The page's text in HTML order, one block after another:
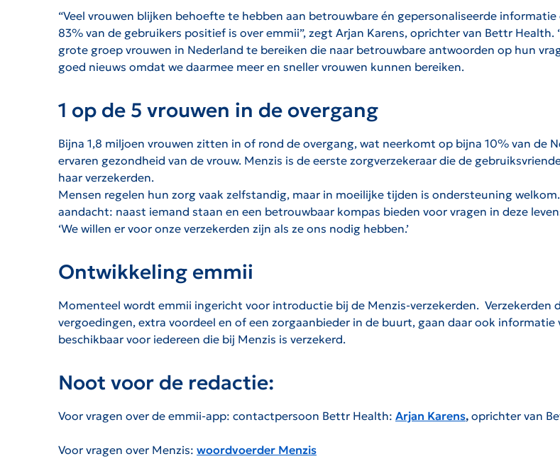
“Veel vrouwen blijken behoefte te hebben aan betrouwbare én gepersonaliseerde
83% van de gebruikers positief is over emmii”, zegt Arjan Karens, oprichter van Bettr
grote groep vrouwen in Nederland te bereiken die naar betrouwbare antwoorden op hun
goed nieuws omdat we daarmee meer en sneller vrouwen kunnen bereiken.
1 op de 5 vrouwen in de overgang
Bijna 1,8 miljoen vrouwen zitten in of rond de overgang, wat neerkomt op bijna 10% van de
ervaren gezondheid van de vrouw. Menzis is de eerste zorgverzekeraar die de
haar verzekerden.
Mensen regelen hun zorg vaak zelfstandig, maar in moeilijke tijden is ondersteuning
aandacht: naast iemand staan en een betrouwbaar kompas bieden voor vragen in deze
‘We willen er voor onze verzekerden zijn als ze ons nodig hebben.’
Ontwikkeling emmii
Momenteel wordt emmii ingericht voor introductie bij de Menzis-verzekerden. Verzekerden
vergoedingen, extra voordeel en of een zorgaanbieder in de buurt, gaan daar ook
beschikbaar voor iedereen die bij Menzis is verzekerd.
Noot voor de redactie:
Voor vragen over de emmii-app: contactpersoon Bettr Health: Arjan Karens, oprichter van
Voor vragen over Menzis: woordvoerder Menzis